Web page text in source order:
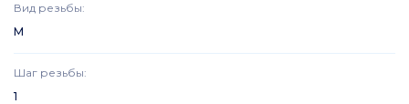
Вид резьбы:
M
Шаг резьбы:
1